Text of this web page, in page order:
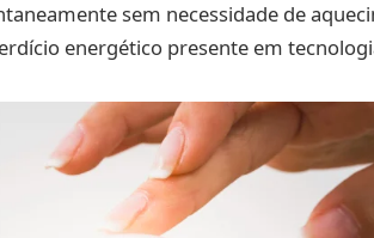
sem necessidade de
energético presente em